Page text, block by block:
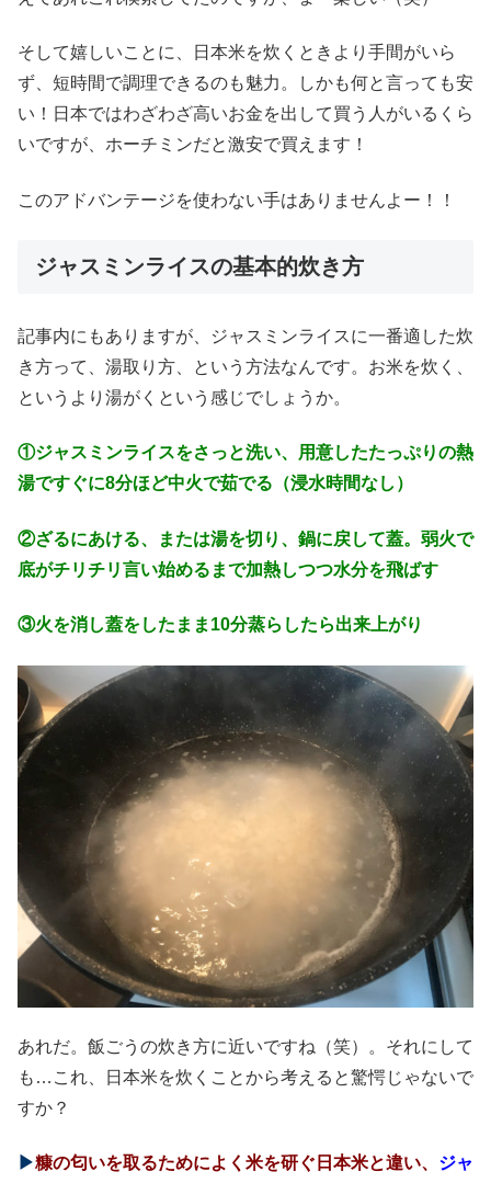
そして嬉しいことに、日本米を炊くときより手間がいら
ず、短時間で調理できるのも魅力。しかも何と言っても安
い！日本ではわざわざ高いお金を出して買う人がいるくら
いですが、ホーチミンだと激安で買えます！
このアドバンテージを使わない手はありませんよー！！
ジャスミンライスの基本的炊き方
記事内にもありますが、ジャスミンライスに一番適した炊
き方って、湯取り方、という方法なんです。お米を炊く、
というより湯がくという感じでしょうか。
①ジャスミンライスをさっと洗い、用意したたっぷりの熱
湯ですぐに8分ほど中火で茹でる（浸水時間なし）
②ざるにあける、または湯を切り、鍋に戻して蓋。弱火で
底がチリチリ言い始めるまで加熱しつつ水分を飛ばす
③火を消し蓋をしたまま10分蒸らしたら出来上がり
あれだ。飯ごうの炊き方に近いですね（笑）。それにして
も…これ、日本米を炊くことから考えると驚愕じゃないで
すか？
▶︎糠の匂いを取るためによく米を研ぐ日本米と違い、 ジャ